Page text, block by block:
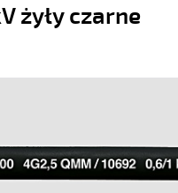
żyły czarne